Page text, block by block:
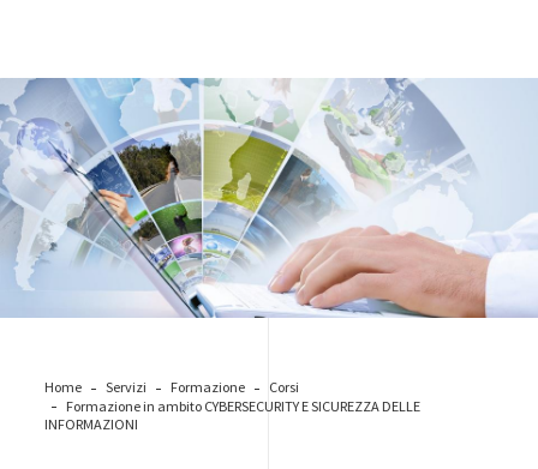
digital-identity
Home Servizi Formazione
Corsi
Formazione in ambito CYBERSECURITY E SICUREZZA DELLE
INFORMAZIONI